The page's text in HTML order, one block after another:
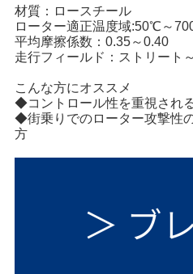
材質：ロースチール
ローター適正温度域:50℃～
平均摩擦係数：0.35～0.40
走行フィールド：ストリート
こんな方にオススメ
◆コントロール性を重視され
◆街乗りでのローター攻撃性
方